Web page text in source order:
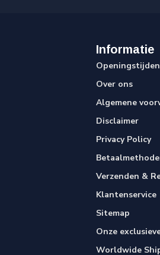
Informatie
Openingstijden
Over ons
Algemene
Disclaimer
Privacy Policy
Verzenden &
Klantenservice
Sitemap
Onze
Worldwide